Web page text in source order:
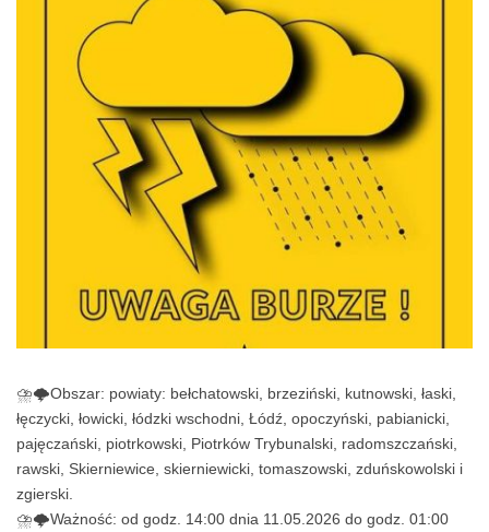
⛈️🌩️Obszar: powiaty: bełchatowski, brzeziński, kutnowski, łaski,
łęczycki, łowicki, łódzki wschodni, Łódź, opoczyński, pabianicki,
pajęczański, piotrkowski, Piotrków Trybunalski, radomszczański,
rawski, Skierniewice, skierniewicki, tomaszowski, zduńskowolski i
zgierski.
⛈️🌩️Ważność: od godz. 14:00 dnia 11.05.2026 do godz. 01:00